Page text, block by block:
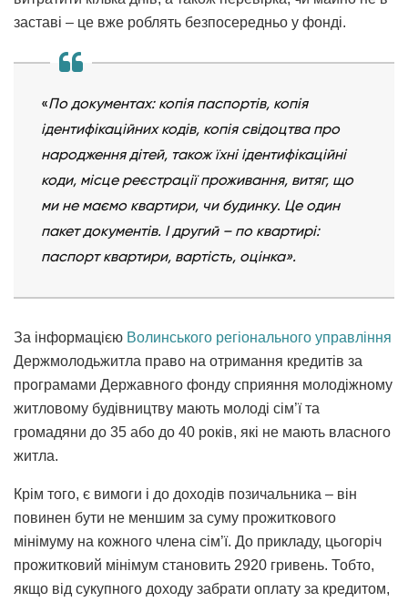
заставі – це вже роблять безпосередньо у фонді.
«По документах: копія паспортів, копія
ідентифікаційних кодів, копія свідоцтва про
народження дітей, також їхні ідентифікаційні
коди, місце реєстрації проживання, витяг, що
ми не маємо квартири, чи будинку. Це один
пакет документів. І другий – по квартирі:
паспорт квартири, вартість, оцінка».
За інформацією Волинського регіонального управління
Держмолодьжитла право на отримання кредитів за
програмами Державного фонду сприяння молодіжному
житловому будівництву мають молоді сім’ї та
громадяни до 35 або до 40 років, які не мають власного
житла.
Крім того, є вимоги і до доходів позичальника – він
повинен бути не меншим за суму прожиткового
мінімуму на кожного члена сім’ї. До прикладу, цьогоріч
прожитковий мінімум становить 2920 гривень. Тобто,
якщо від сукупного доходу забрати оплату за кредитом,